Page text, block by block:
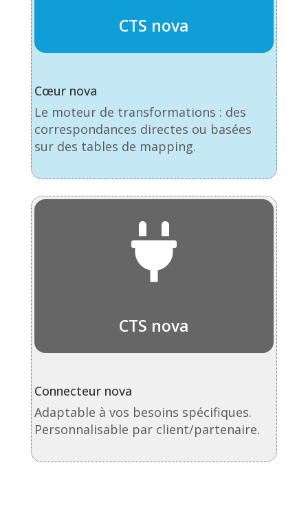
CTS nova
Cœur nova
Le moteur de transformations : des
correspondances directes ou basées
sur des tables de mapping.

CTS nova
Connecteur nova
Adaptable à vos besoins spécifiques.
Personnalisable par client/partenaire.